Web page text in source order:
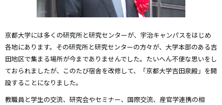
京都大学には多くの研究所と研究センターが、宇治キャンパスをはじめ
各地にあります。その研究所と研究センターの方々が、大学本部のある吉
田地区で集まる場所が今までありませんでした。たいへん不便な思いをし
ておられましたが、このたび宿舎を改修して、「京都大学吉田泉殿」を開
設することになりました。
教職員と学生の交流、研究会やセミナー、国際交流、産官学連携の相